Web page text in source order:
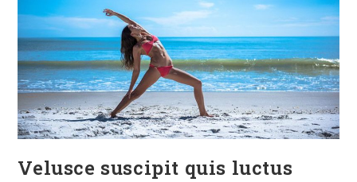
Velusce suscipit quis luctus